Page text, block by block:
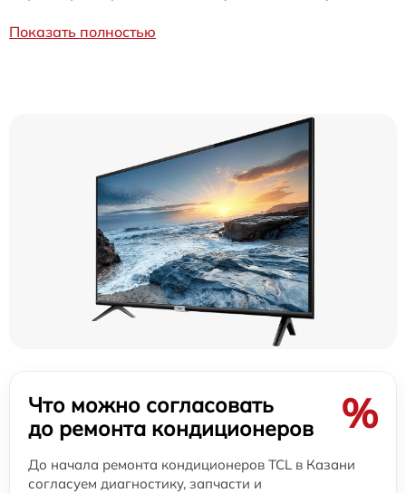
Показать полностью
Что можно согласовать
до ремонта кондиционеров
%
До начала ремонта кондиционеров TCL в Казани
согласуем диагностику, запчасти и